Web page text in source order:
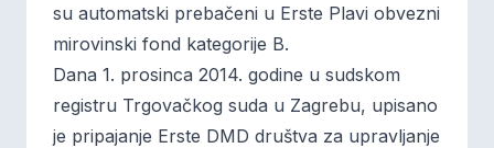
su automatski prebačeni u Erste Plavi obvezni
mirovinski fond kategorije B.
Dana 1. prosinca 2014. godine u sudskom
registru Trgovačkog suda u Zagrebu, upisano
je pripajanje Erste DMD društva za upravljanje